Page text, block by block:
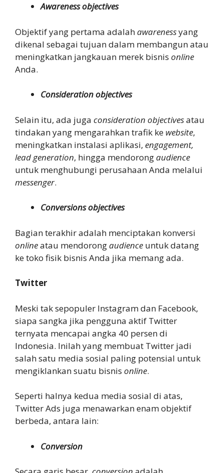
Awareness objectives
Objektif yang pertama adalahawarenessyang
dikenal sebagai tujuan dalam membangun atau
meningkatkan jangkauan merek bisnis online
Anda.
Consideration objectives
Selain itu, ada juga consideration objectivesatau
tindakan yang mengarahkan trafik ke website,
meningkatkan instalasi aplikasi, engagement,
lead generation, hingga mendorongaudience
untuk menghubungi perusahaan Anda melalui
messenger.
Conversions objectives
Bagian terakhir adalah menciptakan konversi
onlineatau mendorongaudience untuk datang
ke toko fisik bisnis Anda jika memang ada.
Twitter
Meski tak sepopuler Instagram dan Facebook,
siapa sangka jika pengguna aktif Twitter
ternyata mencapai angka 40 persen di
Indonesia. Inilah yang membuat Twitter jadi
salah satu media sosial paling potensial untuk
mengiklankan suatu bisnis online.
Seperti halnya kedua media sosial di atas,
Twitter Ads juga menawarkan enam objektif
berbeda, antara lain:
Conversion